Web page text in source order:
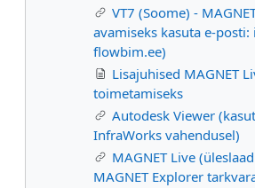
VT7 (Soome) -
avamiseks kasuta e-posti:
flowbim.ee)
Lisajuhised MAGNET
toimetamiseks
Autodesk Viewer
InfraWorks vahendusel)
MAGNET Live
MAGNET Explorer